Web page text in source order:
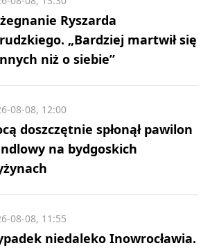
Ryszarda
„Bardziej martwił się
niż o siebie”
doszczętnie spłonął pawilon
na bydgoskich
08-08, 12:00
niedaleko Inowrocławia.
08-08, 11:55